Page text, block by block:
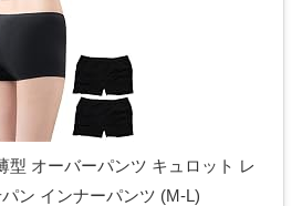
型 オーバーパンツ キュロット レ
ン インナーパンツ (M-L)